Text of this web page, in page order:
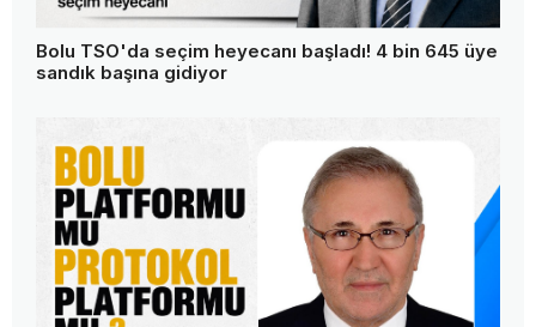
Bolu TSO'da seçim heyecanı başladı! 4 bin 645 üye
sandık başına gidiyor